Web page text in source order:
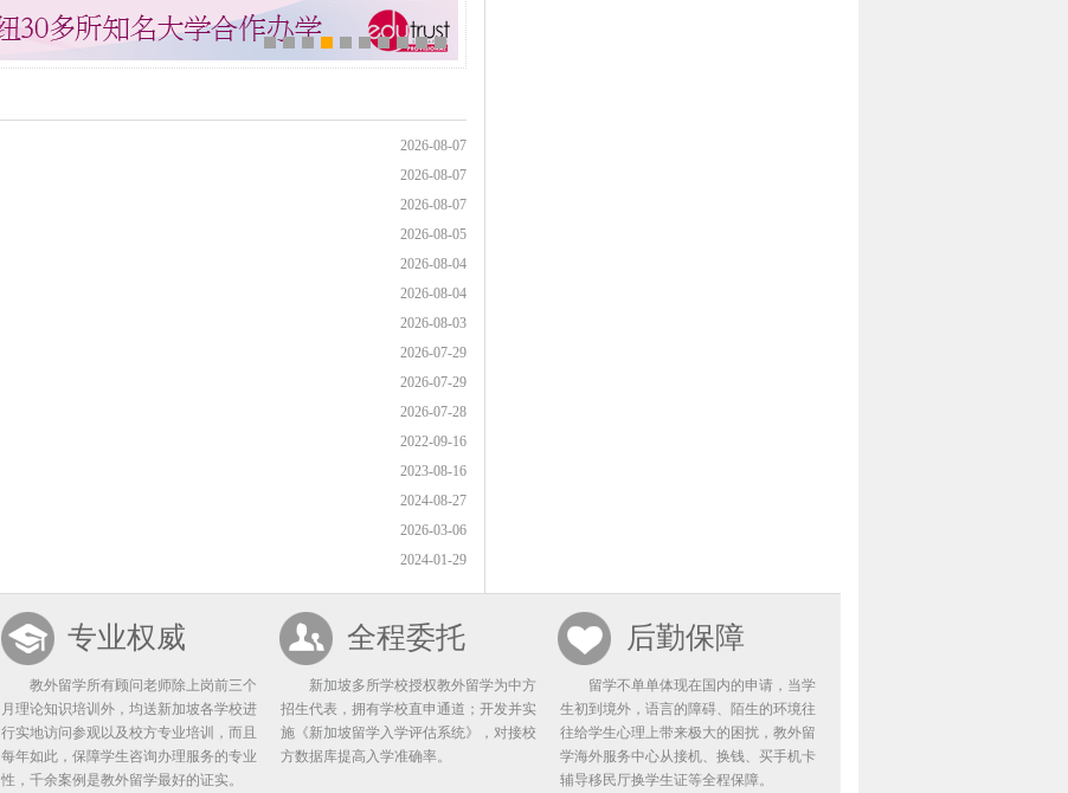
2026-08-07
2026-08-07
2026-08-07
2026-08-05
2026-08-04
2026-08-04
2026-08-03
2026-07-29
2026-07-29
2026-07-28
2022-09-16
2023-08-16
2024-08-27
2026-03-06
2024-01-29
专业权威
教外留学所有顾问老师除上岗前三个
月理论知识培训外，均送新加坡各学校进
行实地访问参观以及校方专业培训，而且
每年如此，保障学生咨询办理服务的专业
性，千余案例是教外留学最好的证实。
全程委托
新加坡多所学校授权教外留学为中方
招生代表，拥有学校直申通道；开发并实
施《新加坡留学入学评估系统》，对接校
方数据库提高入学准确率。
后勤保障
留学不单单体现在国内的申请，当学
生初到境外，语言的障碍、陌生的环境往
往给学生心理上带来极大的困扰，教外留
学海外服务中心从接机、换钱、买手机卡
辅导移民厅换学生证等全程保障。